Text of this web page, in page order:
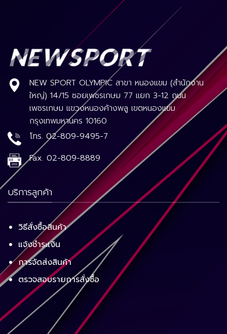
NEW SPORT OLYMPIC สาขา หนองแขม (สำนักงาน
ใหญ่) 14/15 ซอยเพชรเกษม 77 แยก 3-12 ถนน
เพชรเกษม แขวงหนองค้างพลู เขตหนองแขม
กรุงเทพมหานคร 10160
โทร. 02-809-9495-7
Fax. 02-809-8889
บริการลูกค้า
วิธีสั่งซื้อสินค้า
แจ้งชำระเงิน
การจัดส่งสินค้า
ตรวจสอบรายการสั่งซื้อ